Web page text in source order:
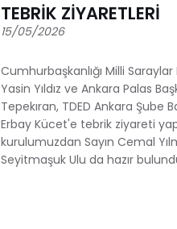
TEBRİK ZİYARETLERİ
15/05/2026
Cumhurbaşkanlığı Milli Saraylar
Yasin Yıldız ve Ankara Palas
Tepekıran, TDED Ankara Şube
Erbay Kücet'e tebrik ziyareti
kurulumuzdan Sayın Cemal
Seyitmaşuk Ulu da hazır